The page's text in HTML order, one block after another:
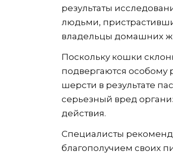
результаты
людьми,
владельцы домашних
Поскольку кошки
подвергаются особому
шерсти в результате
серьезный вред
действия.
Специалисты
благополучием своих